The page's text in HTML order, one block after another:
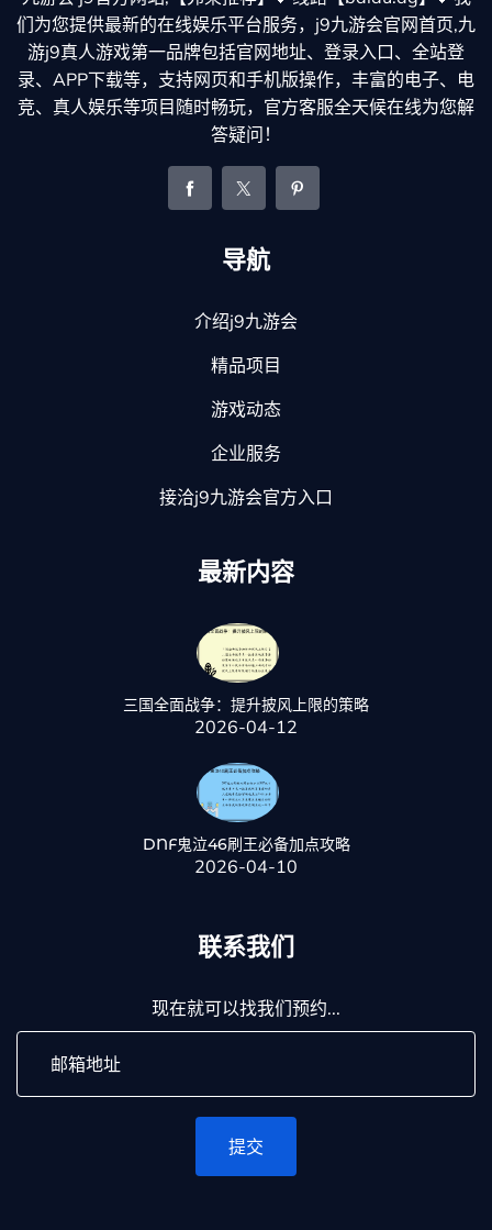
们为您提供最新的在线娱乐平台服务，j9九游会官网首页,九
游j9真人游戏第一品牌包括官网地址、登录入口、全站登
录、APP下载等，支持网页和手机版操作，丰富的电子、电
竞、真人娱乐等项目随时畅玩，官方客服全天候在线为您解
答疑问！
导航
介绍j9九游会
精品项目
游戏动态
企业服务
接洽j9九游会官方入口
最新内容
三国全面战争：提升披风上限的策略
2026-04-12
DNF鬼泣46刷王必备加点攻略
2026-04-10
联系我们
现在就可以找我们预约...
提交